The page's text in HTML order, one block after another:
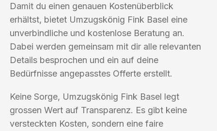
Damit du einen genauen Kostenüberblick
erhältst, bietet Umzugskönig Fink Basel eine
unverbindliche und kostenlose Beratung an.
Dabei werden gemeinsam mit dir alle relevanten
Details besprochen und ein auf deine
Bedürfnisse angepasstes Offerte erstellt.
Keine Sorge, Umzugskönig Fink Basel legt
grossen Wert auf Transparenz. Es gibt keine
versteckten Kosten, sondern eine faire